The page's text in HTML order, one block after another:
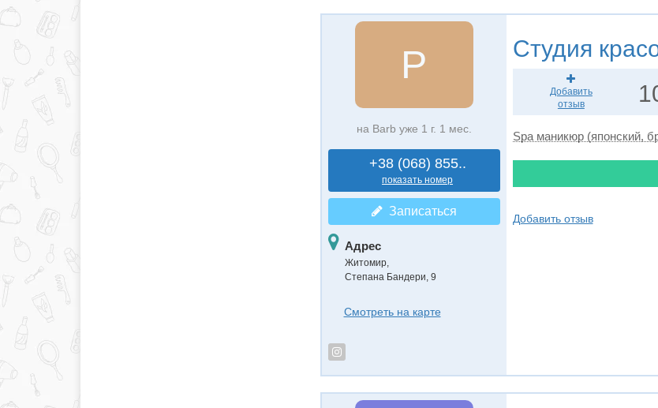
P
на Barb уже 1 г. 1 мес.
+38 (068) 855..
показать номер
Записаться
Адрес
Житомир,
Степана Бандери, 9
Смотреть на карте
Студия
Добавить
отзыв
Spa маникюр (японский,
Добавить отзыв